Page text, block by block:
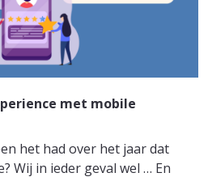
met mobile
het had over het jaar dat
Wij in ieder geval wel … En